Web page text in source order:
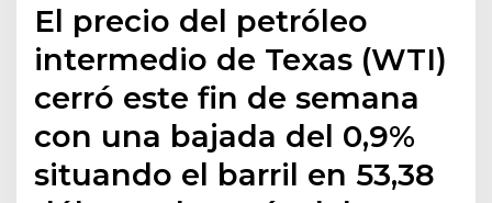
El precio del petróleo
intermedio de Texas (WTI)
cerró este fin de semana
con una bajada del 0,9%
situando el barril en 53,38